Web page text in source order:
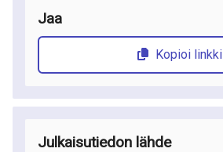
Jaa
Kopioi linkki
Julkaisutiedon lähde